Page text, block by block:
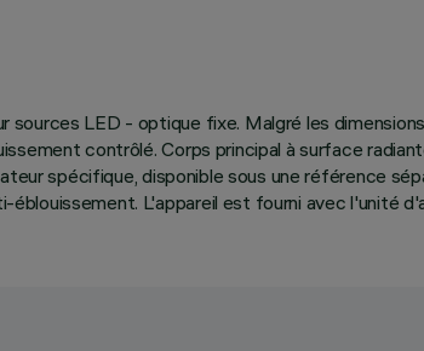
sources LED - optique fixe. Malgré les
contrôlé. Corps principal à surface
spécifique, disponible sous une référence
L'appareil est fourni avec l'unité